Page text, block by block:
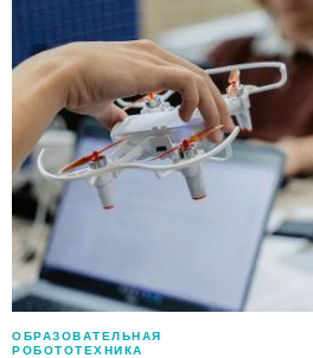
ОБРАЗОВАТЕЛЬНАЯ
РОБОТОТЕХНИКА